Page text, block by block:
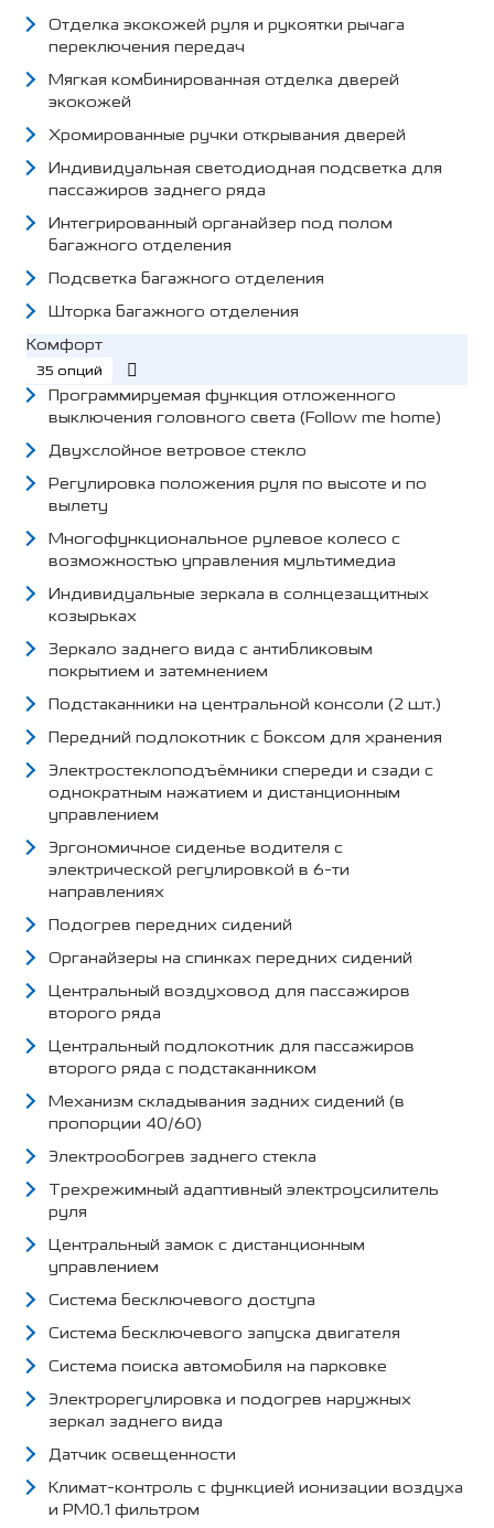
Отделка экокожей руля и рукоятки рычага
переключения передач
Мягкая комбинированная отделка дверей
экокожей
Хромированные ручки открывания дверей
Индивидуальная светодиодная подсветка для
пассажиров заднего ряда
Интегрированный органайзер под полом
багажного отделения
Подсветка багажного отделения
Шторка багажного отделения
Комфорт
35 опций
Программируемая функция отложенного
выключения головного света (Follow me home)
Двухслойное ветровое стекло
Регулировка положения руля по высоте и по
вылету
Многофункциональное рулевое колесо с
возможностью управления мультимедиа
Индивидуальные зеркала в солнцезащитных
козырьках
Зеркало заднего вида с антибликовым
покрытием и затемнением
Подстаканники на центральной консоли (2 шт.)
Передний подлокотник с боксом для хранения
Электростеклоподъёмники спереди и сзади с
однократным нажатием и дистанционным
управлением
Эргономичное сиденье водителя с
электрической регулировкой в 6-ти
направлениях
Подогрев передних сидений
Органайзеры на спинках передних сидений
Центральный воздуховод для пассажиров
второго ряда
Центральный подлокотник для пассажиров
второго ряда с подстаканником
Механизм складывания задних сидений (в
пропорции 40/60)
Электрообогрев заднего стекла
Трехрежимный адаптивный электроусилитель
руля
Центральный замок с дистанционным
управлением
Система бесключевого доступа
Система бесключевого запуска двигателя
Система поиска автомобиля на парковке
Электрорегулировка и подогрев наружных
зеркал заднего вида
Датчик освещенности
Климат-контроль с функцией ионизации воздуха
и PM0.1 фильтром